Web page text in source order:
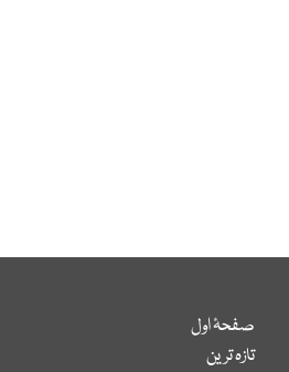
صفحۂ اول
تازہ ترین